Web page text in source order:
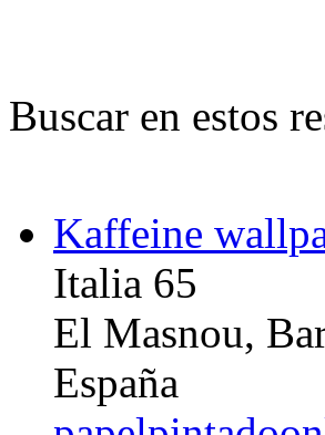
Buscar en estos
Kaffeine
Italia 65
El Masnou,
España